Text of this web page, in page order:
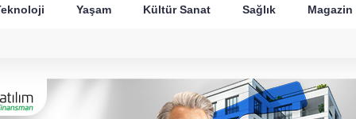
Yaşam Kültür Sanat Sağlık Magazin